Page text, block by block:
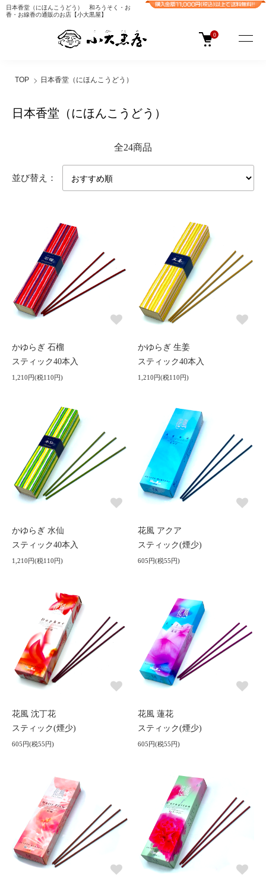
日本香堂（にほんこうどう） 和ろうそく・お
香・お線香の通販のお店【小大黒屋】
0
TOP 日本香堂（にほんこうどう）
日本香堂（にほんこうどう）
全24商品
並び替え：
かゆらぎ 石榴
スティック40本入
1,210円(税110円)
かゆらぎ 生姜
スティック40本入
1,210円(税110円)
かゆらぎ 水仙
スティック40本入
1,210円(税110円)
花風 アクア
スティック(煙少)
605円(税55円)
花風 沈丁花
スティック(煙少)
605円(税55円)
花風 蓮花
スティック(煙少)
605円(税55円)